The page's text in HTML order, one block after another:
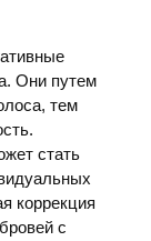
Они путем
тем
стать
коррекция
с